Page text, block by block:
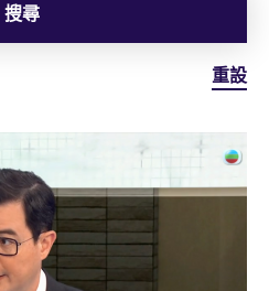
搜尋
重設